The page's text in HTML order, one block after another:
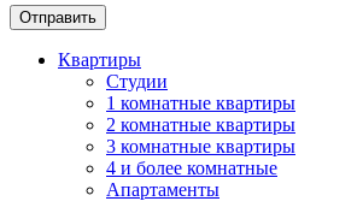
Отправить
Квартиры
Студии
1 комнатные квартиры
2 комнатные квартиры
3 комнатные квартиры
4 и более комнатные
Апартаменты